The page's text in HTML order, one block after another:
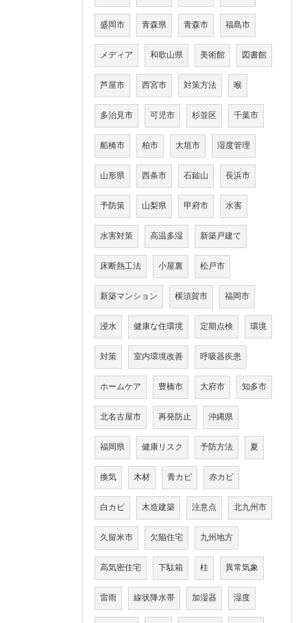
盛岡市 青森県 青森市 福島市
メディア 和歌山県 美術館 図書館
芦屋市 西宮市 対策方法 喉
多治見市 可児市 杉並区 千葉市
船橋市 柏市 大垣市 湿度管理
山形県 西条市 石鎚山 長浜市
予防策 山梨県 甲府市 水害
水害対策 高温多湿 新築戸建て
床断熱工法 小屋裏 松戸市
新築マンション 横須賀市 福岡市
浸水 健康な住環境 定期点検 環境
対策 室内環境改善 呼吸器疾患
ホームケア 豊橋市 大府市 知多市
北名古屋市 再発防止 沖縄県
福岡県 健康リスク 予防方法 夏
換気 木材 青カビ 赤カビ
白カビ 木造建築 注意点 北九州市
久留米市 欠陥住宅 九州地方
高気密住宅 下駄箱 柱 異常気象
雷雨 線状降水帯 加湿器 湿度